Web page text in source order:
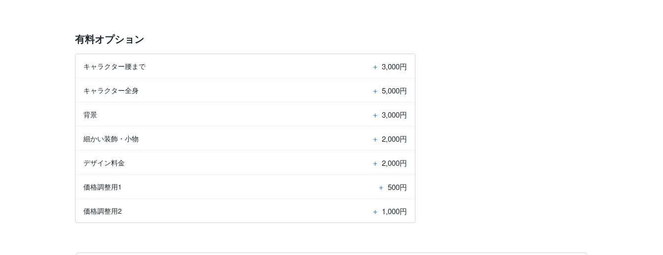
有料オプション
キャラクター腰まで ＋ 3,000円
キャラクター全身 ＋ 5,000円
背景 ＋ 3,000円
細かい装飾・小物 ＋ 2,000円
デザイン料金 ＋ 2,000円
価格調整用1 ＋ 500円
価格調整用2 ＋ 1,000円